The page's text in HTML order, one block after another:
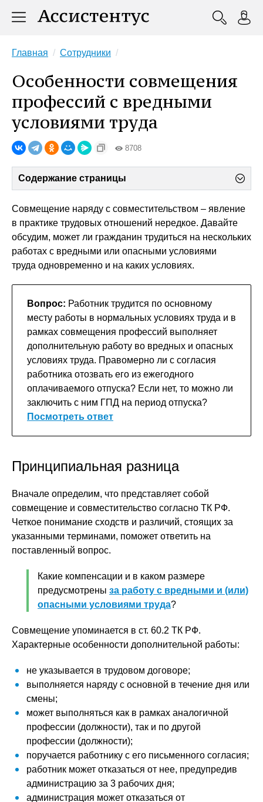
Главная Сотрудники
Особенности совмещения
профессий с вредными
условиями труда
8708
Содержание страницы
Совмещение наряду с совместительством – явление
в практике трудовых отношений нередкое. Давайте
обсудим, может ли гражданин трудиться на нескольких
работах с вредными или опасными условиями
труда одновременно и на каких условиях.
Вопрос: Работник трудится по основному
месту работы в нормальных условиях труда и в
рамках совмещения профессий выполняет
дополнительную работу во вредных и опасных
условиях труда. Правомерно ли с согласия
работника отозвать его из ежегодного
оплачиваемого отпуска? Если нет, то можно ли
заключить с ним ГПД на период отпуска?
Посмотреть ответ
Принципиальная разница
Вначале определим, что представляет собой
совмещение и совместительство согласно ТК РФ.
Четкое понимание сходств и различий, стоящих за
указанными терминами, поможет ответить на
поставленный вопрос.
Какие компенсации и в каком размере
предусмотрены за работу с вредными и (или)
опасными условиями труда?
Совмещение упоминается в ст. 60.2 ТК РФ.
Характерные особенности дополнительной работы:
не указывается в трудовом договоре;
выполняется наряду с основной в течение дня или
смены;
может выполняться как в рамках аналогичной
профессии (должности), так и по другой
профессии (должности);
поручается работнику с его письменного согласия;
работник может отказаться от нее, предупредив
администрацию за 3 рабочих дня;
администрация может отказаться от